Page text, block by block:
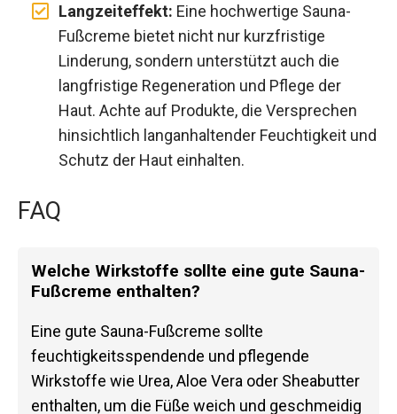
Langzeiteffekt: Eine hochwertige Sauna-
Fußcreme bietet nicht nur kurzfristige
Linderung, sondern unterstützt auch die
langfristige Regeneration und Pflege der
Haut. Achte auf Produkte, die Versprechen
hinsichtlich langanhaltender Feuchtigkeit und
Schutz der Haut einhalten.
FAQ
Welche Wirkstoffe sollte eine gute Sauna-
Fußcreme enthalten?
Eine gute Sauna-Fußcreme sollte
feuchtigkeitsspendende und pflegende
Wirkstoffe wie Urea, Aloe Vera oder Sheabutter
enthalten, um die Füße weich und geschmeidig